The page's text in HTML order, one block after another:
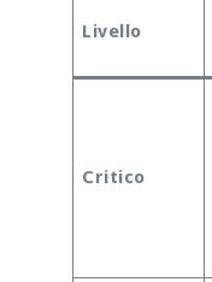
Livello
Critico